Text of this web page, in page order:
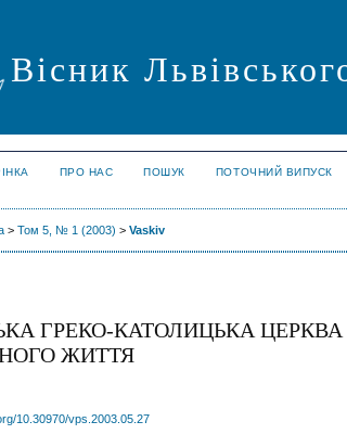
Вісник
ПРО НАС ПОШУК ПОТОЧНИЙ ВИПУСК
>Том 5, № 1 (2003) >Vaskiv
ГРЕКО-КАТОЛИЦЬКА
ЖИТТЯ
10.30970/vps.2003.05.27